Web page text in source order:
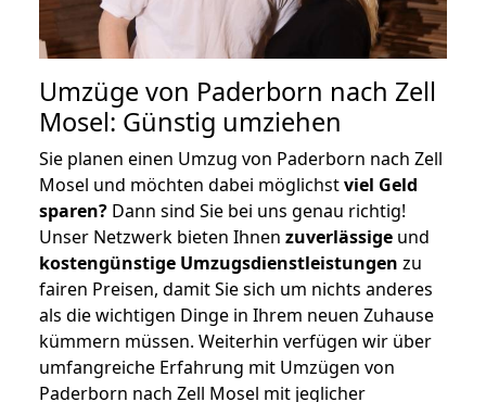
Umzüge von Paderborn nach Zell
Mosel: Günstig umziehen
Sie planen einen Umzug von Paderborn nach Zell
Mosel und möchten dabei möglichstviel Geld
sparen? Dann sind Sie bei uns genau richtig!
Unser Netzwerk bieten Ihnen zuverlässige und
kostengünstige Umzugsdienstleistungen zu
fairen Preisen, damit Sie sich um nichts anderes
als die wichtigen Dinge in Ihrem neuen Zuhause
kümmern müssen. Weiterhin verfügen wir über
umfangreiche Erfahrung mit Umzügen von
Paderborn nach Zell Mosel mit jeglicher